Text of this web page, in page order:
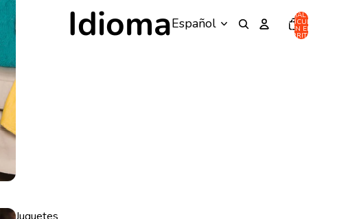
Idioma TOTAL DE
ARTÍCULOS
EN EL
CARRITO: 0